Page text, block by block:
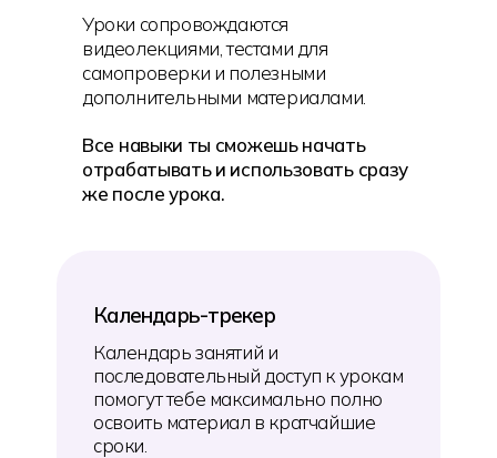
Уроки сопровождаются
видеолекциями, тестами для
самопроверки и полезными
дополнительными материалами.
Календарь занятий и
последовательный доступ к урокам
помогут тебе максимально полно
освоить материал в кратчайшие
сроки.
Все навыки ты сможешь начать
отрабатывать и использовать сразу
же после урока.
Календарь-трекер